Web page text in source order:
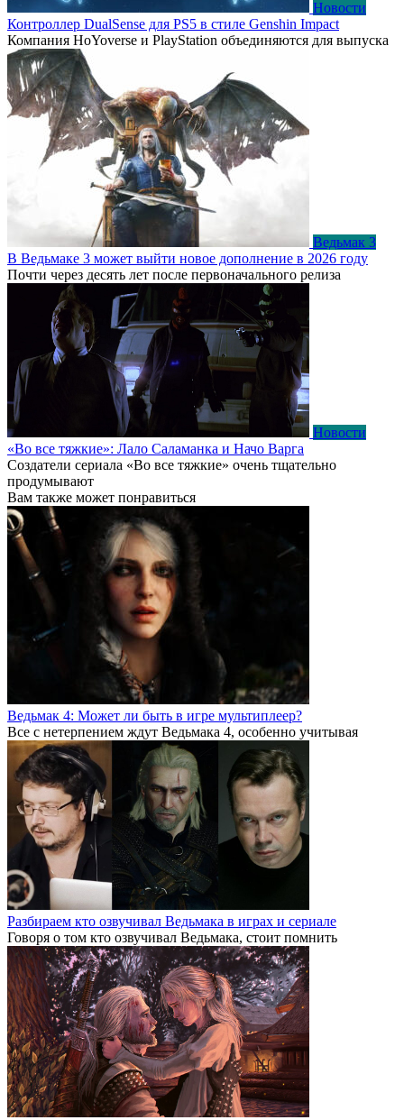
Новости
Контроллер DualSense для PS5 в стиле Genshin Impact
Компания HoYoverse и PlayStation объединяются для выпуска
Ведьмак 3
В Ведьмаке 3 может выйти новое дополнение в 2026 году
Почти через десять лет после первоначального релиза
Новости
«Во все тяжкие»: Лало Саламанка и Начо Варга
Создатели сериала «Во все тяжкие» очень тщательно
продумывают
Вам также может понравиться
Ведьмак 4: Может ли быть в игре мультиплеер?
Все с нетерпением ждут Ведьмака 4, особенно учитывая
Разбираем кто озвучивал Ведьмака в играх и сериале
Говоря о том кто озвучивал Ведьмака, стоит помнить